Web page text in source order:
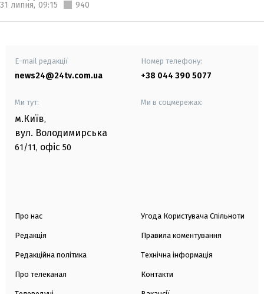
31 липня, 09:15 940
E-mail редакції
news24@24tv.com.ua
Номер телефону:
+38 044 390 5077
Ми тут:
м.Київ,
вул. Володимирська
61/11, офіс 50
Ми в соцмережах:
Про нас
Редакція
Редакційна політика
Про телеканал
Угода Користувача Спільноти
Правила коментування
Технічна інформація
Контакти